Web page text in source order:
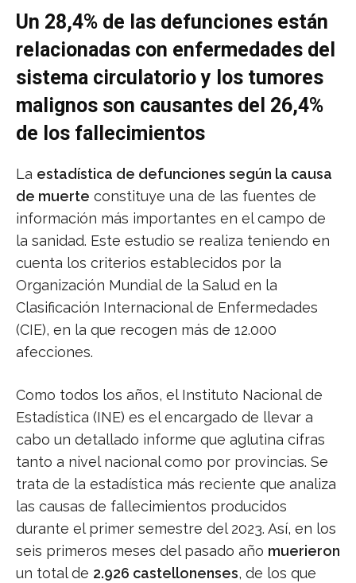
Un 28,4% de las defunciones están
relacionadas con enfermedades del
sistema circulatorio y los tumores
malignos son causantes del 26,4%
de los fallecimientos
La estadística de defunciones según la causa
de muerte constituye una de las fuentes de
información más importantes en el campo de
la sanidad. Este estudio se realiza teniendo en
cuenta los criterios establecidos por la
Organización Mundial de la Salud en la
Clasificación Internacional de Enfermedades
(CIE), en la que recogen más de 12.000
afecciones.
Como todos los años, el Instituto Nacional de
Estadística (INE) es el encargado de llevar a
cabo un detallado informe que aglutina cifras
tanto a nivel nacional como por provincias. Se
trata de la estadística más reciente que analiza
las causas de fallecimientos producidos
durante el primer semestre del 2023. Así, en los
seis primeros meses del pasado año muerieron
un total de 2.926 castellonenses, de los que